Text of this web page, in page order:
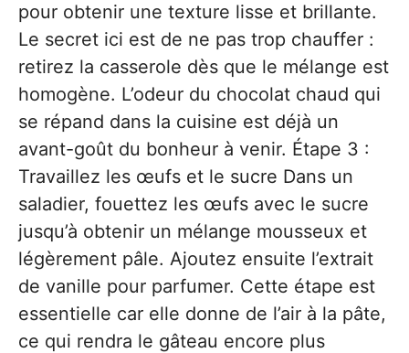
pour obtenir une texture lisse et brillante.
Le secret ici est de ne pas trop chauffer :
retirez la casserole dès que le mélange est
homogène. L’odeur du chocolat chaud qui
se répand dans la cuisine est déjà un
avant-goût du bonheur à venir. Étape 3 :
Travaillez les œufs et le sucre Dans un
saladier, fouettez les œufs avec le sucre
jusqu’à obtenir un mélange mousseux et
légèrement pâle. Ajoutez ensuite l’extrait
de vanille pour parfumer. Cette étape est
essentielle car elle donne de l’air à la pâte,
ce qui rendra le gâteau encore plus